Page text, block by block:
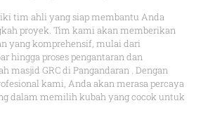
tim ahli yang siap membantu Anda
proyek. Tim kami akan memberikan
yang komprehensif, mulai dari
hingga proses pengantaran dan
masjid GRC di Pangandaran . Dengan
kami, Anda akan merasa percaya
dalam memilih kubah yang cocok untuk